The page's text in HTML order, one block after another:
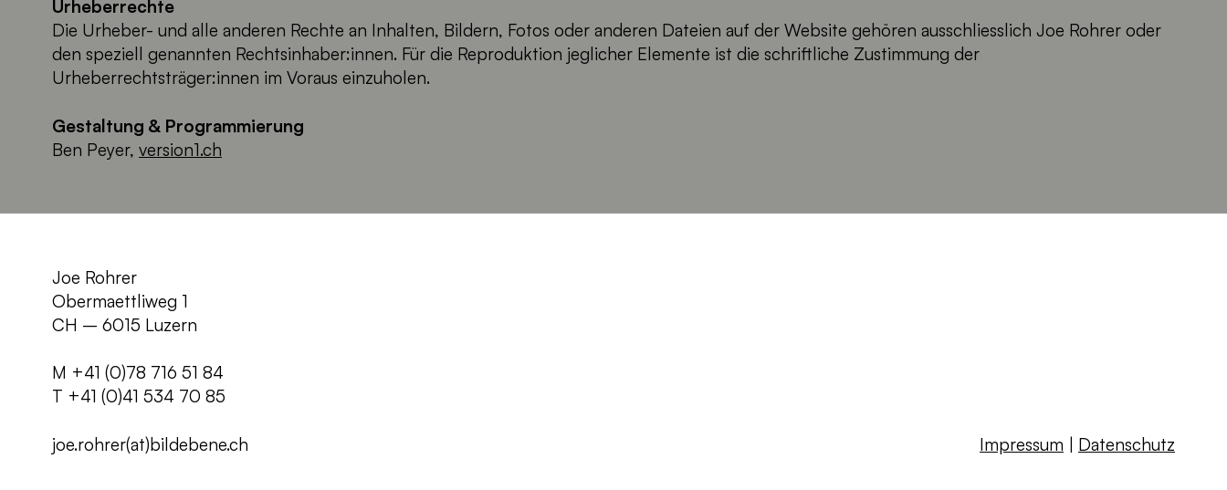
Urheberrechte
Die Urheber- und alle anderen Rechte an Inhalten, Bildern, Fotos oder anderen Dateien auf der Website gehören ausschliesslich Joe Rohrer oder
den speziell genannten Rechtsinhaber:innen. Für die Reproduktion jeglicher Elemente ist die schriftliche Zustimmung der
Urheberrechtsträger:innen im Voraus einzuholen.
Gestaltung & Programmierung
Ben Peyer, version1.ch
Joe Rohrer
Obermaettliweg 1
CH – 6015 Luzern
M +41 (0)78 716 51 84
T +41 (0)41 534 70 85
joe.rohrer(at)bildebene.ch Impressum | Datenschutz